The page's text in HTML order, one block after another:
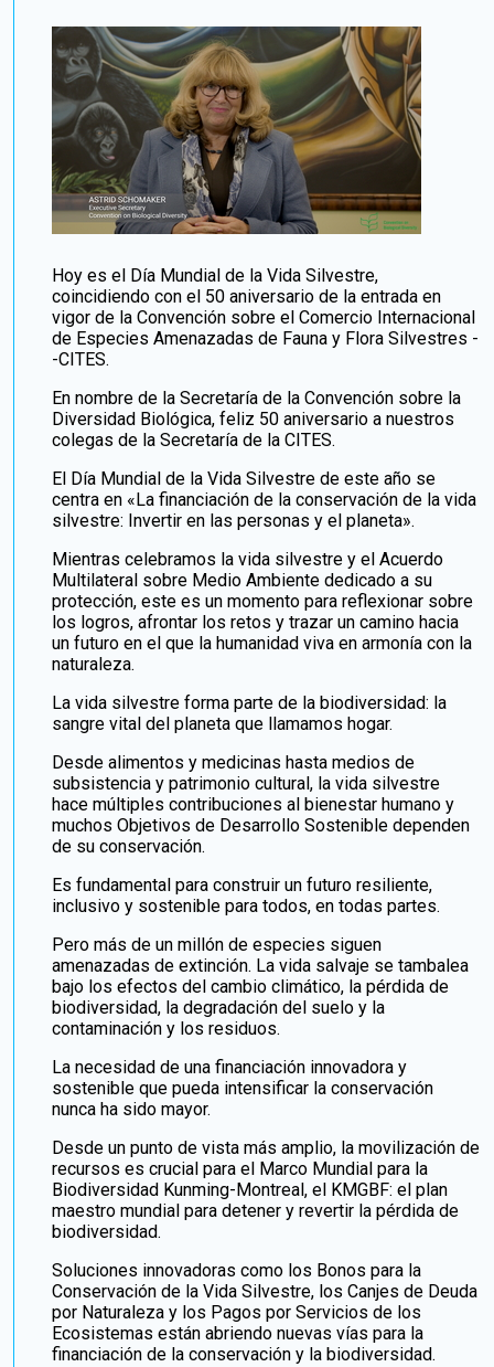
Hoy es el Día Mundial de la Vida Silvestre,
coincidiendo con el 50 aniversario de la entrada en
vigor de la Convención sobre el Comercio Internacional
de Especies Amenazadas de Fauna y Flora Silvestres -
-CITES.
En nombre de la Secretaría de la Convención sobre la
Diversidad Biológica, feliz 50 aniversario a nuestros
colegas de la Secretaría de la CITES.
El Día Mundial de la Vida Silvestre de este año se
centra en «La financiación de la conservación de la vida
silvestre: Invertir en las personas y el planeta».
Mientras celebramos la vida silvestre y el Acuerdo
Multilateral sobre Medio Ambiente dedicado a su
protección, este es un momento para reflexionar sobre
los logros, afrontar los retos y trazar un camino hacia
un futuro en el que la humanidad viva en armonía con la
naturaleza.
La vida silvestre forma parte de la biodiversidad: la
sangre vital del planeta que llamamos hogar.
Desde alimentos y medicinas hasta medios de
subsistencia y patrimonio cultural, la vida silvestre
hace múltiples contribuciones al bienestar humano y
muchos Objetivos de Desarrollo Sostenible dependen
de su conservación.
Es fundamental para construir un futuro resiliente,
inclusivo y sostenible para todos, en todas partes.
Pero más de un millón de especies siguen
amenazadas de extinción. La vida salvaje se tambalea
bajo los efectos del cambio climático, la pérdida de
biodiversidad, la degradación del suelo y la
contaminación y los residuos.
La necesidad de una financiación innovadora y
sostenible que pueda intensificar la conservación
nunca ha sido mayor.
Desde un punto de vista más amplio, la movilización de
recursos es crucial para el Marco Mundial para la
Biodiversidad Kunming-Montreal, el KMGBF: el plan
maestro mundial para detener y revertir la pérdida de
biodiversidad.
Soluciones innovadoras como los Bonos para la
Conservación de la Vida Silvestre, los Canjes de Deuda
por Naturaleza y los Pagos por Servicios de los
Ecosistemas están abriendo nuevas vías para la
financiación de la conservación y la biodiversidad.